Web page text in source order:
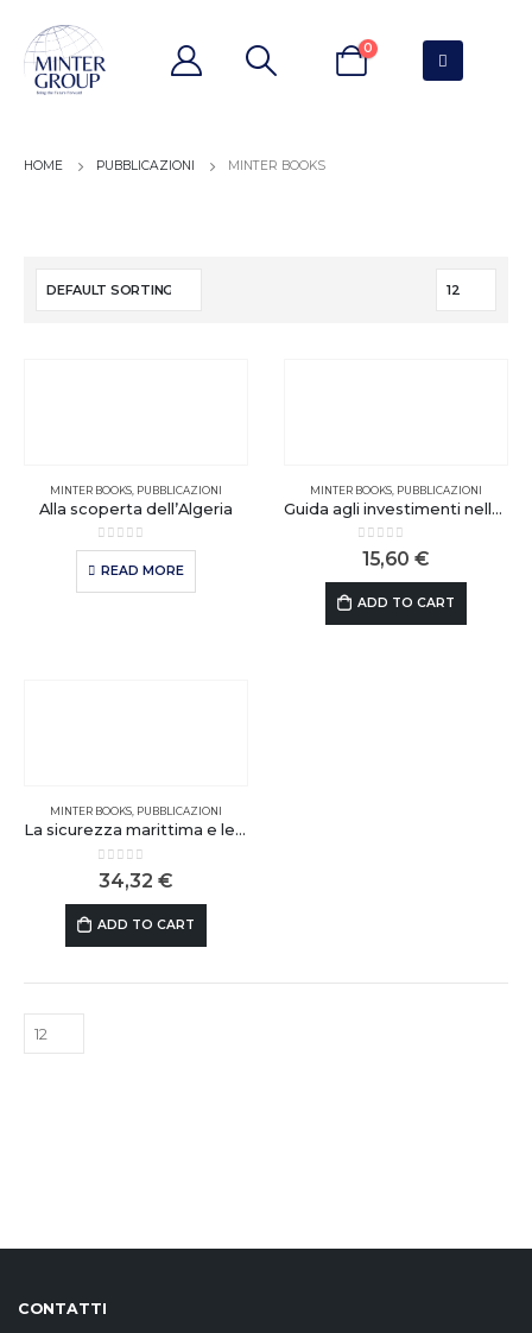
0
PUBBLICAZIONI MINTER BOOKS
MINTER BOOKS, PUBBLICAZIONI
Alla scoperta dell’Algeria
0out of 5
READ MORE
MINTER BOOKS, PUBBLICAZIONI
Guida agli investimenti nella Repubblica Federale Democratica d’Etiopia
0out of 5
15,60 €
ADD TO CART
MINTER BOOKS, PUBBLICAZIONI
La sicurezza marittima e le infrastrutture critiche subacquee
0out of 5
34,32 €
ADD TO CART
CONTATTI